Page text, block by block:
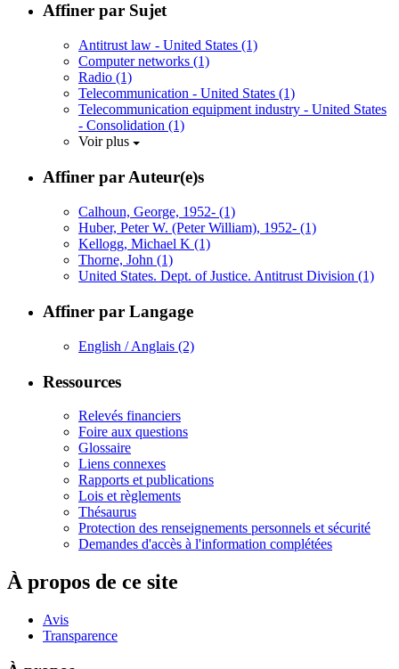
Affiner par Sujet
Antitrust law - United States (1)
Computer networks (1)
Radio (1)
Telecommunication - United States (1)
Telecommunication equipment industry - United States
- Consolidation (1)
Voir plus
Affiner par Auteur(e)s
Calhoun, George, 1952- (1)
Huber, Peter W. (Peter William), 1952- (1)
Kellogg, Michael K (1)
Thorne, John (1)
United States. Dept. of Justice. Antitrust Division (1)
Affiner par Langage
English / Anglais (2)
Ressources
Relevés financiers
Foire aux questions
Glossaire
Liens connexes
Rapports et publications
Lois et règlements
Thésaurus
Protection des renseignements personnels et sécurité
Demandes d'accès à l'information complétées
À propos de ce site
Avis
Transparence